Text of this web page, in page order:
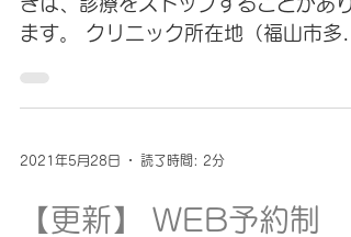
ます。 クリニック所在地（福山市多治
「警戒レベル４」のとき 午後臨時休診
2021年5月28日 読了時間: 2分
【更新】 WEB予約制